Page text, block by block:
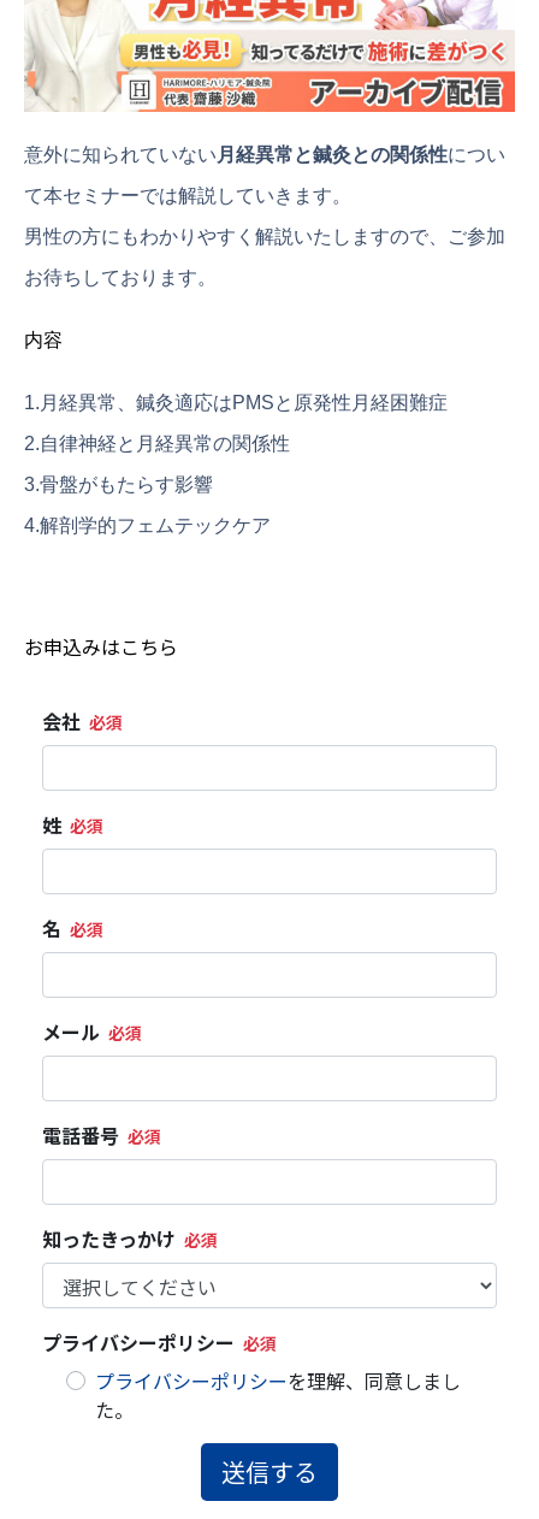
意外に知られていない 月経異常と鍼灸との関係性につい
て本セミナーでは解説していきます。
男性の方にもわかりやすく解説いたしますので、ご参加
お待ちしております。
内容
1.月経異常、鍼灸適応はPMSと原発性月経困難症
2.自律神経と月経異常の関係性
3.骨盤がもたらす影響
4.解剖学的フェムテックケア
お申込みはこちら